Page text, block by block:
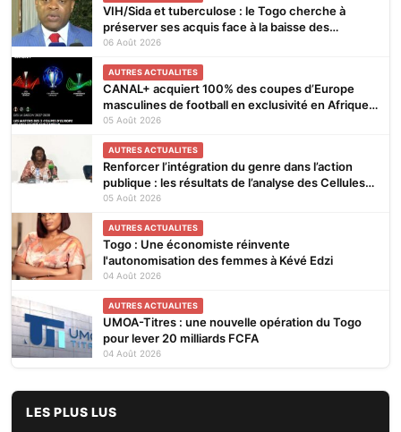
VIH/Sida et tuberculose : le Togo cherche à
préserver ses acquis face à la baisse des
financements
06 Août 2026
AUTRES ACTUALITES
CANAL+ acquiert 100% des coupes d’Europe
masculines de football en exclusivité en Afrique
subsaharienne pour 4 saisons jusqu’en 2031
05 Août 2026
AUTRES ACTUALITES
Renforcer l’intégration du genre dans l’action
publique : les résultats de l’analyse des Cellules
Focales Genre restitués à Lomé
05 Août 2026
AUTRES ACTUALITES
Togo : Une économiste réinvente
l'autonomisation des femmes à Kévé Edzi
04 Août 2026
AUTRES ACTUALITES
UMOA-Titres : une nouvelle opération du Togo
pour lever 20 milliards FCFA
04 Août 2026
LES PLUS LUS